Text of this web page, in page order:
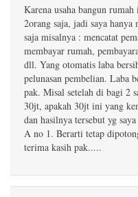
Karena usaha bangun
2orang saja, jadi saya hanya
saja misalnya : mencatat
membayar rumah,
dll. Yang otomatis laba
pelunasan pembelian. Laba
pak. Misal setelah di bagi 2
30jt, apakah 30jt ini yang
dan hasilnya tersebut yg
A no 1. Berarti tetap
terima kasih pak.....